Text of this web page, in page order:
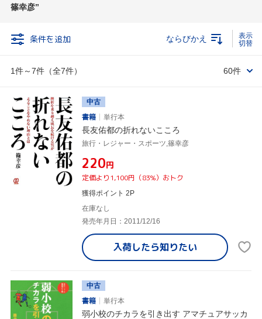
篠幸彦
条件を追加
1件～7件（全7件）
ならびかえ
60件
中古
書籍
単行本
長友佑都の折れないこころ
旅行・レジャー・スポーツ,篠幸彦
¥220円
定価より1,100円（83%）おトク
獲得ポイント 2P
在庫なし
発売年月日：2011/12/16
入荷したら知りたい
中古
書籍
単行本
弱小校のチカラを引き出す アマチュアサッカ